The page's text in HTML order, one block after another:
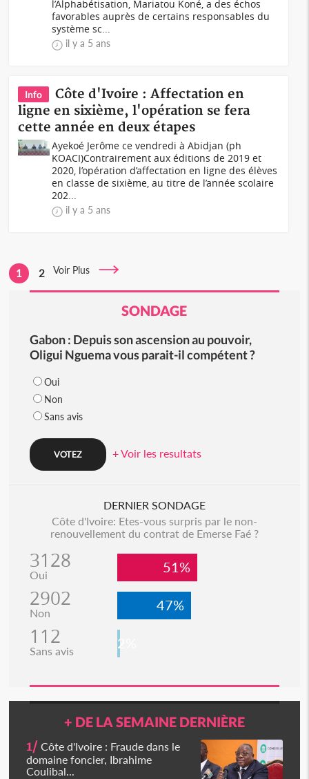
l’Alphabétisation, Mariatou Koné, a des échos
favorables auprès de certains responsables du
système sc...
il y a 5 ans
Info
Côte d'Ivoire : Affectation en
ligne en sixième, l'opération se fera
cette année en deux étapes
Ayekoé Jerôme ce vendredi à Abidjan (ph
KOACI)Contrairement aux éditions de 2019 et
2020, l’opération d’affectation en ligne des élèves
en classe de sixième, au titre de l’année scolaire
202...
il y a 5 ans
1 2 Voir Plus
SONDAGE
Gabon : Depuis son ascension au pouvoir,
Oligui Nguema vous parait-il compétent ?
Oui
Non
Sans avis
+ Voir les resultats
DERNIER SONDAGE
Côte d'Ivoire: Etes-vous surpris par le non-
renouvellement du contrat de Emerse Faé ?
3128
Oui 51%
2902
Non 47%
112
Sans avis 2%
+ DE LA SEMAINE DERNIÈRE
1/ Côte d'Ivoire : Fraude dans le
domaine foncier, Ibrahime
Coulibal...